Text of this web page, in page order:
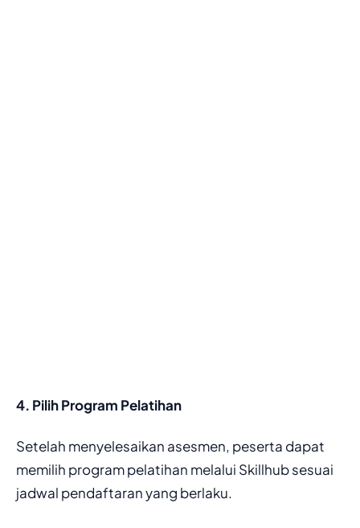
4. Pilih Program Pelatihan
Setelah menyelesaikan asesmen, peserta dapat
memilih program pelatihan melalui Skillhub sesuai
jadwal pendaftaran yang berlaku.